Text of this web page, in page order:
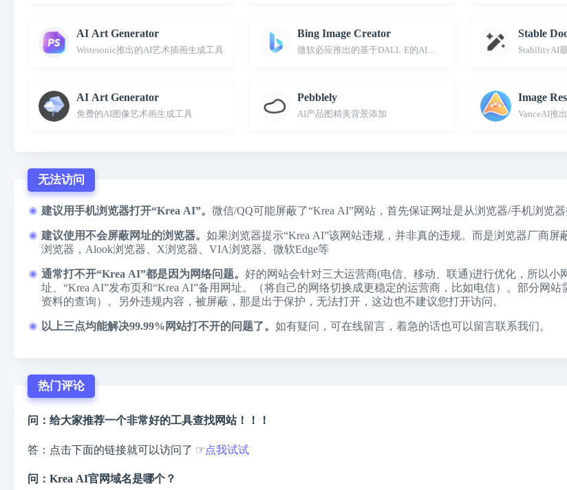
AI Art Generator
Writesonic推出的AI艺术插画生成工具
Bing Image Creator
微软必应推出的基于DALL·E的AI图像生成工具
Stable
StabilityAI
AI Art Generator
免费的AI图像艺术画生成工具
Pebblely
AI产品图精美背景添加
Image
VanceAI推
无法访问
建议用手机浏览器打开“Krea AI”。 微信/QQ可能屏蔽了“Krea AI”网站，首先保证网址是从浏览器/手机浏览
建议使用不会屏蔽网址的浏览器。 如果浏览器提示“Krea AI”该网站违规，并非真的违规。而是浏览器厂商
浏览器， Alook浏览器 X浏览器 VIA浏览器 微软Edge等
通常打不开“Krea AI”都是因为网络问题。 好的网站会针对三大运营商(电信、移动、联通)进行优化，所以小
址、“Krea AI”发布页和“Krea AI”备用网址。（将自己的网络切换成更稳定的运营商，比如电信）。部分网
资料的查询）。另外违规内容，被屏蔽，那是出于保护，无法打开，这边也不建议您打开访问。
以上三点均能解决99.99%网站打不开的问题了。 如有疑问，可在线留言，着急的话也可以留言联系我们。
热门评论
问：给大家推荐一个非常好的工具查找网站！！！
答：点击下面的链接就可以访问了 ☞点我试试
问：Krea AI官网域名是哪个？